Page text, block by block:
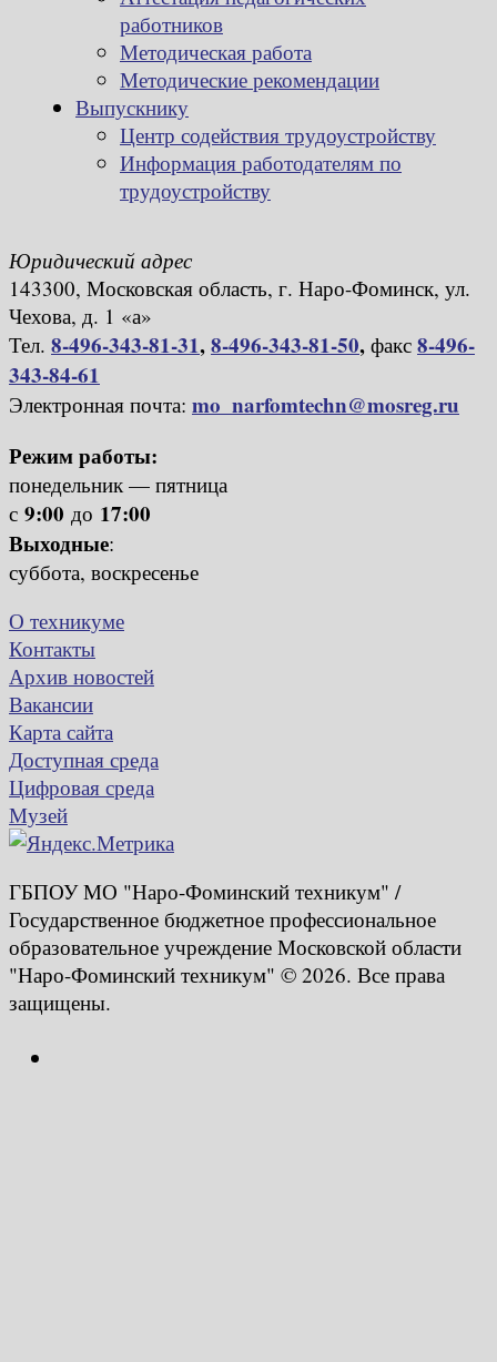
работников
Методическая работа
Методические рекомендации
Выпускнику
Центр содействия трудоустройству
Информация работодателям по
трудоустройству
Юридический адрес
143300, Московская область, г. Наро-Фоминск, ул.
Чехова, д. 1 «а»
Тел. 8-496-343-81-31,8-496-343-81-50, факс 8-496-
343-84-61
Электронная почта: mo_narfomtechn@mosreg.ru
Режим работы:
понедельник — пятница
с 9:00 до 17:00
Выходные:
суббота, воскресенье
О техникуме
Контакты
Архив новостей
Вакансии
Карта сайта
Доступная среда
Цифровая среда
Музей
ГБПОУ МО "Наро-Фоминский техникум" /
Государственное бюджетное профессиональное
образовательное учреждение Московской области
"Наро-Фоминский техникум" © 2026. Все права
защищены.